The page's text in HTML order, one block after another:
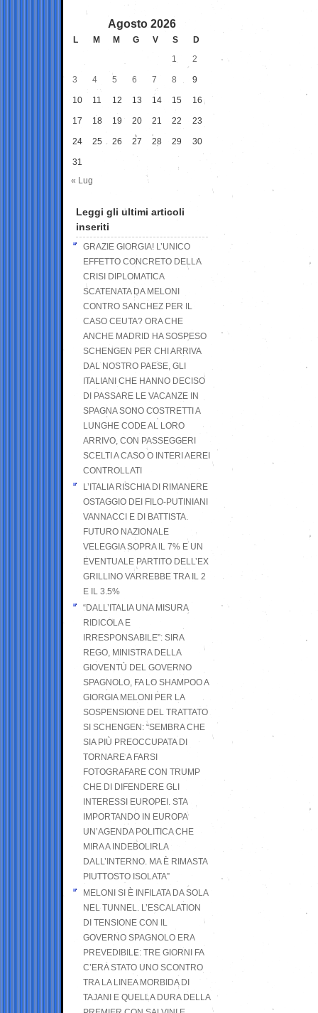
Agosto 2026
L M M G V S
D
1
2
3 4 5 6 7 8 9
10 11 12 13 14 15 16
17 18 19 20 21 22 23
24 25 26 27 28 29 30
31
« Lug
Leggi gli ultimi articoli
inseriti
GRAZIE GIORGIA! L’UNICO
EFFETTO CONCRETO DELLA
CRISI DIPLOMATICA
SCATENATA DA MELONI
CONTRO SANCHEZ PER IL
CASO CEUTA? ORA CHE
ANCHE MADRID HA SOSPESO
SCHENGEN PER CHI ARRIVA
DAL NOSTRO PAESE, GLI
ITALIANI CHE HANNO DECISO
DI PASSARE LE VACANZE IN
SPAGNA SONO COSTRETTI A
LUNGHE CODE AL LORO
ARRIVO, CON PASSEGGERI
SCELTI A CASO O INTERI AEREI
CONTROLLATI
L’ITALIA RISCHIA DI RIMANERE
OSTAGGIO DEI FILO-PUTINIANI
VANNACCI E DI BATTISTA.
FUTURO NAZIONALE
VELEGGIA SOPRA IL 7% E UN
EVENTUALE PARTITO DELL’EX
GRILLINO VARREBBE TRA IL 2
E IL 3.5%
“DALL’ITALIA UNA MISURA
RIDICOLA E
IRRESPONSABILE”: SIRA
REGO, MINISTRA DELLA
GIOVENTÙ DEL GOVERNO
SPAGNOLO, FA LO SHAMPOO A
GIORGIA MELONI PER LA
SOSPENSIONE DEL TRATTATO
SI SCHENGEN: “SEMBRA CHE
SIA PIÙ PREOCCUPATA DI
TORNARE A FARSI
FOTOGRAFARE CON TRUMP
CHE DI DIFENDERE GLI
INTERESSI EUROPEI. STA
IMPORTANDO IN EUROPA
UN’AGENDA POLITICA CHE
MIRA A INDEBOLIRLA
DALL’INTERNO. MA È RIMASTA
PIUTTOSTO ISOLATA”
MELONI SI È INFILATA DA SOLA
NEL TUNNEL. L’ESCALATION
DI TENSIONE CON IL
GOVERNO SPAGNOLO ERA
PREVEDIBILE: TRE GIORNI FA
C’ERA STATO UNO SCONTRO
TRA LA LINEA MORBIDA DI
TAJANI E QUELLA DURA DELLA